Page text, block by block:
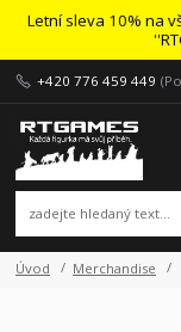
Letní sleva 10% na
+420 776 459 449
Úvod Merchandise